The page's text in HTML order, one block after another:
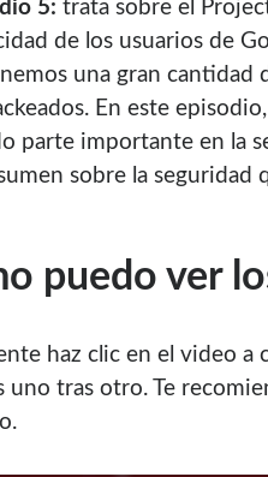
5: trata sobre el
de los usuarios de
una gran cantidad
En este
parte importante en la
sobre la seguridad
puedo ver
haz clic en el video a
uno tras otro. Te